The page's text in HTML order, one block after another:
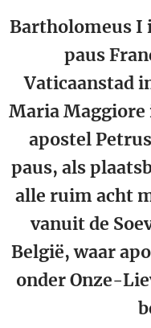
Bartholomeus I
paus
Vaticaanstad
Maria Maggiore
apostel
paus, als
alle ruim acht
vanuit de
België, waar
onder Onze-